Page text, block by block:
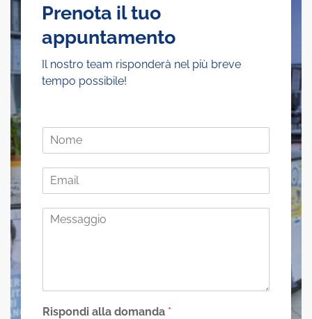
Prenota il tuo
appuntamento
Il nostro team risponderà nel più breve
tempo possibile!
m
M
iRispondi alla domanda *